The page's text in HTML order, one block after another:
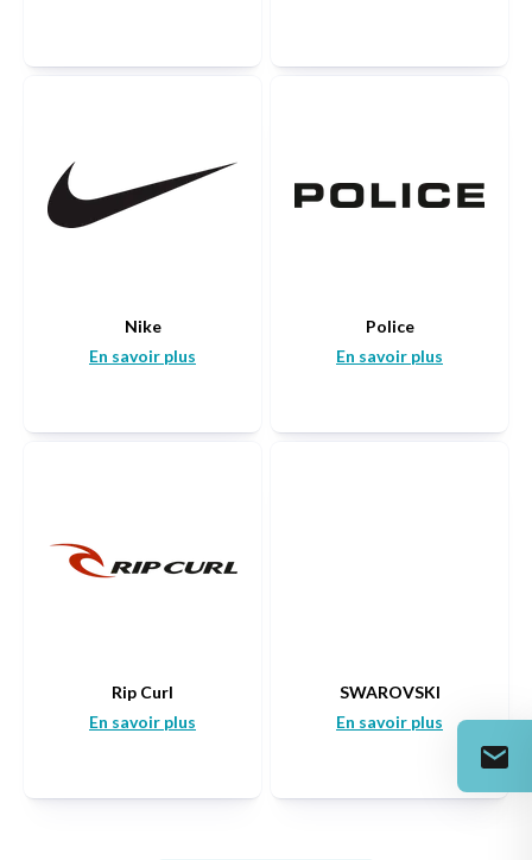
Nike
En savoir plus
Police
En savoir plus
Rip Curl
En savoir plus
SWAROVSKI
En savoir plus